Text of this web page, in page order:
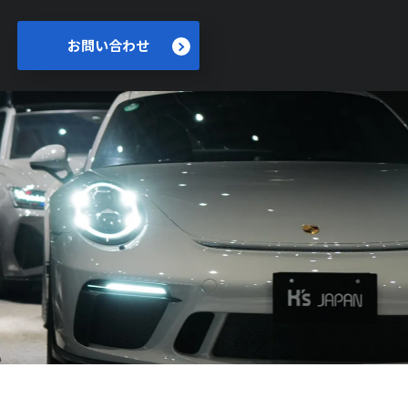
お問い合わせ